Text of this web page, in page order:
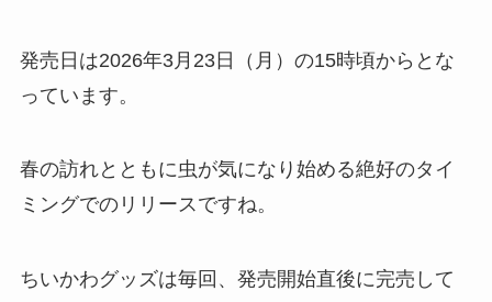
発売日は2026年3月23日（月）の15時頃からとな
っています。
春の訪れとともに虫が気になり始める絶好のタイ
ミングでのリリースですね。
ちいかわグッズは毎回、発売開始直後に完売して